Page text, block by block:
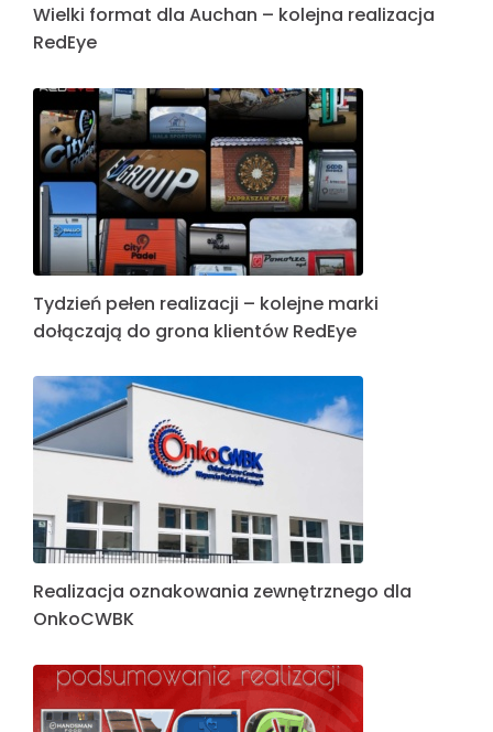
Wielki format dla Auchan – kolejna realizacja
RedEye
Tydzień pełen realizacji – kolejne marki
dołączają do grona klientów RedEye
Realizacja oznakowania zewnętrznego dla
OnkoCWBK